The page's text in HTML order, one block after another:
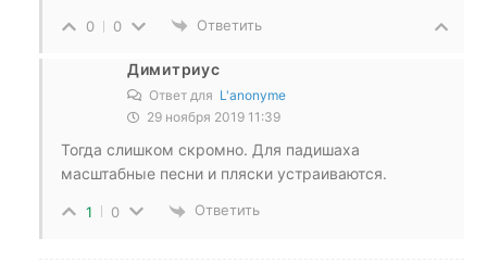
0 0 Ответить
Димитриус
Ответ для L'anonyme
29 ноября 2019 11:39
Тогда слишком скромно. Для падишаха
масштабные песни и пляски устраиваются.
1 0 Ответить